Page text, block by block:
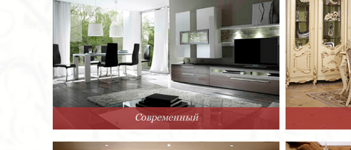
Современный